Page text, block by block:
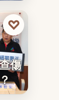
傷
♡